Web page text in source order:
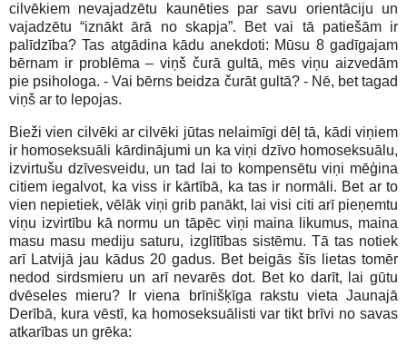
cilvēkiem nevajadzētu kaunēties par savu orientāciju un
vajadzētu “iznākt ārā no skapja”. Bet vai tā patiešām ir
palīdzība? Tas atgādina kādu anekdoti: Mūsu 8 gadīgajam
bērnam ir problēma – viņš čurā gultā, mēs viņu aizvedām
pie psihologa. - Vai bērns beidza čurāt gultā? - Nē, bet tagad
viņš ar to lepojas.
Bieži vien cilvēki ar cilvēki jūtas nelaimīgi dēļ tā, kādi viņiem
ir homoseksuāli kārdinājumi un ka viņi dzīvo homoseksuālu,
izvirtušu dzīvesveidu, un tad lai to kompensētu viņi mēģina
citiem iegalvot, ka viss ir kārtībā, ka tas ir normāli. Bet ar to
vien nepietiek, vēlāk viņi grib panākt, lai visi citi arī pieņemtu
viņu izvirtību kā normu un tāpēc viņi maina likumus, maina
masu masu mediju saturu, izglītības sistēmu. Tā tas notiek
arī Latvijā jau kādus 20 gadus. Bet beigās šīs lietas tomēr
nedod sirdsmieru un arī nevarēs dot. Bet ko darīt, lai gūtu
dvēseles mieru? Ir viena brīnišķīga rakstu vieta Jaunajā
Derībā, kura vēstī, ka homoseksuālisti var tikt brīvi no savas
atkarības un grēka: